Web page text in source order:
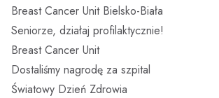
Breast Cancer Unit Bielsko-Biała
Seniorze, działaj profilaktycznie!
Breast Cancer Unit
Dostaliśmy nagrodę za szpital
Światowy Dzień Zdrowia